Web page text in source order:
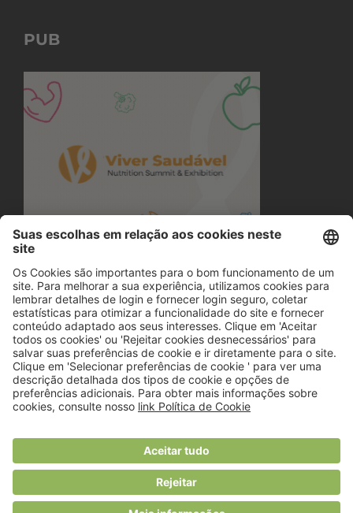
PUB
© 2018 Viver Saudável
O portal dos profissionais de nutrição